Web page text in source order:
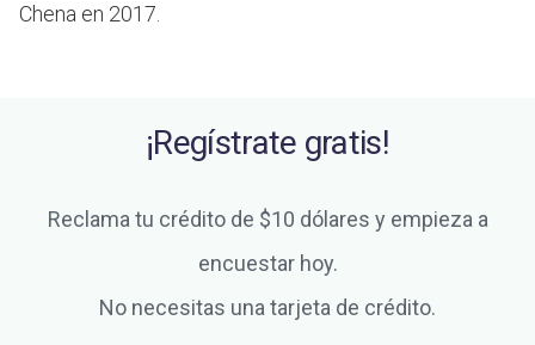
Chena en 2017.
¡Regístrate gratis!
Reclama tu crédito de $10 dólares y empieza a
encuestar hoy.
No necesitas una tarjeta de crédito.